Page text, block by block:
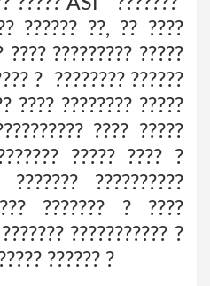
?????? ??, ?? ????
???? ????????? ?????
? ???????? ??????
???? ???????? ?????
???? ?????
????? ???? ?
??????? ??????????
??????? ? ????
??????????? ?
?????? ?